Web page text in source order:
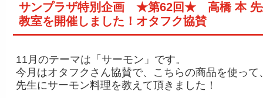
サンプラザ特別企画 ★第62回★ 高橋 本 先
教室を開催しました！オタフク協賛
11月のテーマは「サーモン」です。
今月はオタフクさん協賛で、こちらの商品を使って
先生にサーモン料理を教えて頂きました！